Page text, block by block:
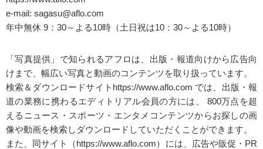
e-mail: sagasu@aflo.com
年中無休 9：30～よる10時（土日祝は10：30～よる10時）
「写真提供」で知られるアフロは、出版・報道向けから広告向
けまで、幅広い写真と動画のコンテンツを取り扱っています。
検索＆ダウンロードサイトhttps://www.aflo.com では、出版・報
道の業務に携わるエディトリアル会員の方には、 800万点を超
えるニュース・スポーツ・エンタメコンテンツからお探しの画
像や動画を検索しダウンロードしていただくことができます。
また、同サイト（https://www.aflo.com）には、広告や販促・PR